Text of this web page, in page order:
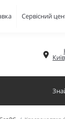
Сервісний